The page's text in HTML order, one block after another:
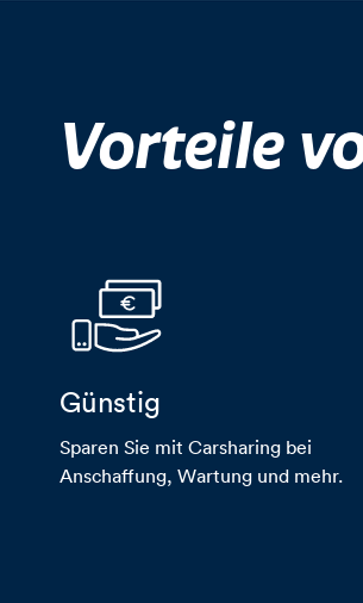
Vorteile
geldscheine-hand
Günstig
Sparen Sie mit Carsharing bei
Anschaffung, Wartung und mehr.